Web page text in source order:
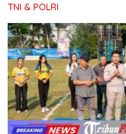
TNI & POLRI